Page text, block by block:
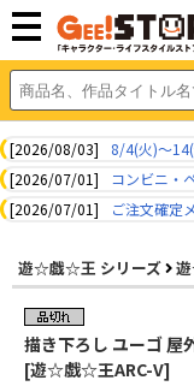
[2026/08/03]
8/4(火)～
[2026/07/01]
コンビニ・
[2026/07/01]
ご注文確定
遊☆戯☆王 シリーズ
描き下ろし ユーゴ 屋
[遊☆戯☆王ARC-V]